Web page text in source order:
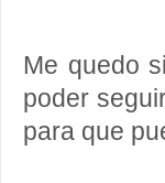
Me quedo
poder
para que